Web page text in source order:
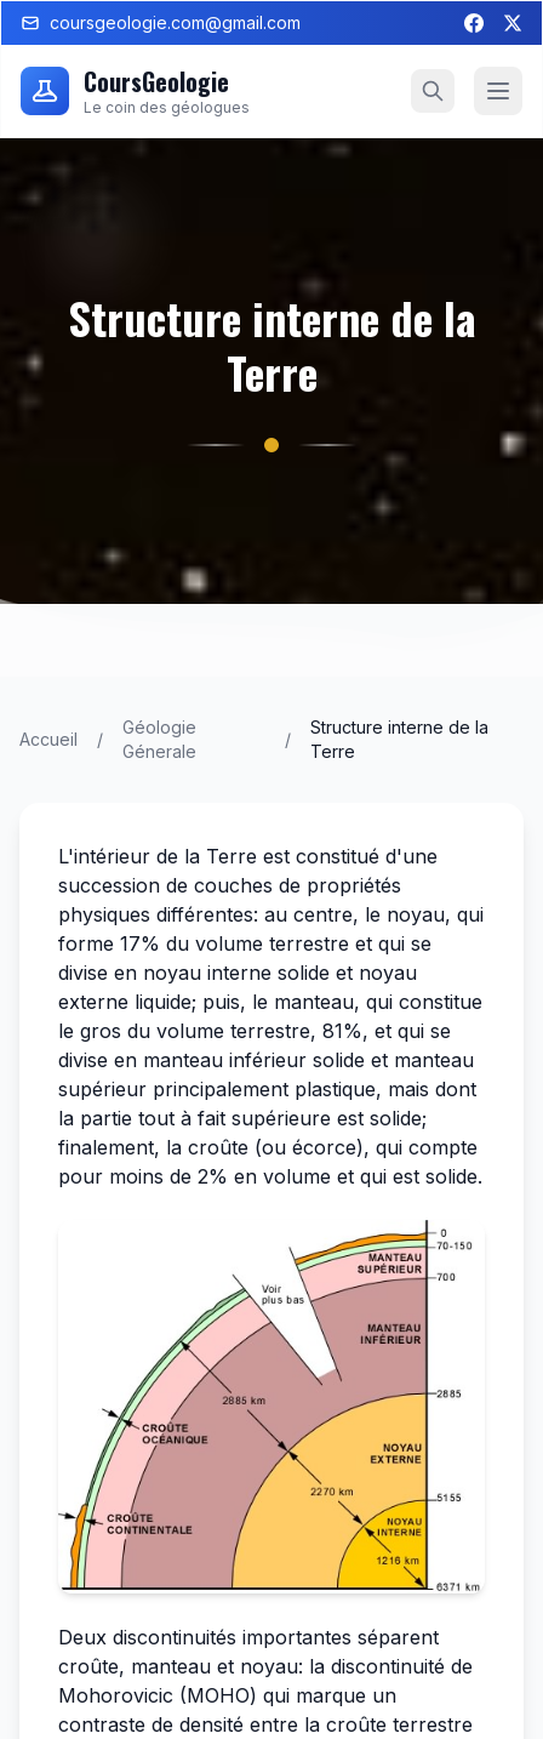
coursgeologie.com@gmail.com
CoursGeologie
Le coin des géologues
Structure interne de la
Terre
Accueil /
Géologie
Génerale
/
Structure interne de la
Terre
L'intérieur de la Terre est constitué d'une
succession de couches de propriétés
physiques différentes: au centre, le noyau, qui
forme 17% du volume terrestre et qui se
divise en noyau interne solide et noyau
externe liquide; puis, le manteau, qui constitue
le gros du volume terrestre, 81%, et qui se
divise en manteau inférieur solide et manteau
supérieur principalement plastique, mais dont
la partie tout à fait supérieure est solide;
finalement, la croûte (ou écorce), qui compte
pour moins de 2% en volume et qui est solide.
Deux discontinuités importantes séparent
croûte, manteau et noyau: la discontinuité de
Mohorovicic (MOHO) qui marque un
contraste de densité entre la croûte terrestre